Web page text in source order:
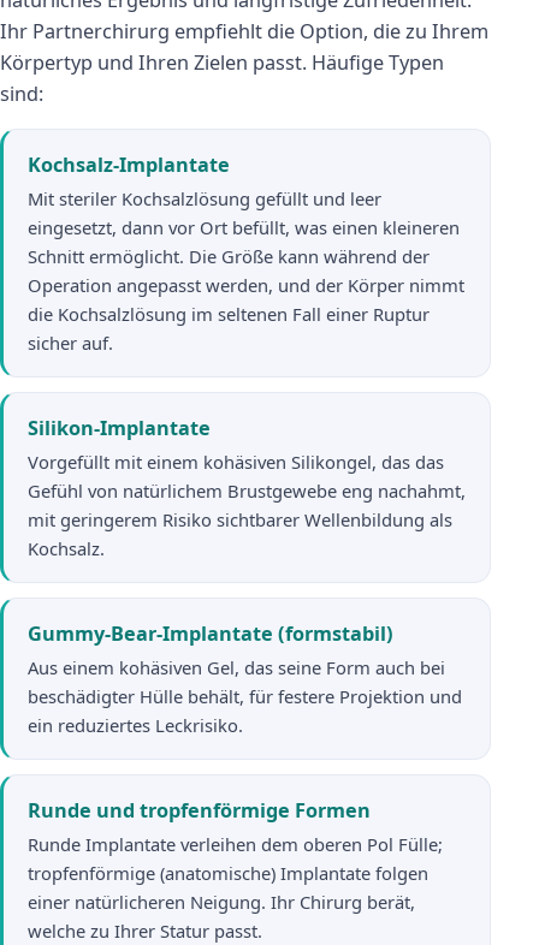
Ihr Partnerchirurg empfiehlt die Option, die zu Ihrem
Körpertyp und Ihren Zielen passt. Häufige Typen
sind:
Kochsalz-Implantate
Mit steriler Kochsalzlösung gefüllt und leer
eingesetzt, dann vor Ort befüllt, was einen kleineren
Schnitt ermöglicht. Die Größe kann während der
Operation angepasst werden, und der Körper nimmt
die Kochsalzlösung im seltenen Fall einer Ruptur
sicher auf.
Silikon-Implantate
Vorgefüllt mit einem kohäsiven Silikongel, das das
Gefühl von natürlichem Brustgewebe eng nachahmt,
mit geringerem Risiko sichtbarer Wellenbildung als
Kochsalz.
Gummy-Bear-Implantate (formstabil)
Aus einem kohäsiven Gel, das seine Form auch bei
beschädigter Hülle behält, für festere Projektion und
ein reduziertes Leckrisiko.
Runde und tropfenförmige Formen
Runde Implantate verleihen dem oberen Pol Fülle;
tropfenförmige (anatomische) Implantate folgen
einer natürlicheren Neigung. Ihr Chirurg berät,
welche zu Ihrer Statur passt.